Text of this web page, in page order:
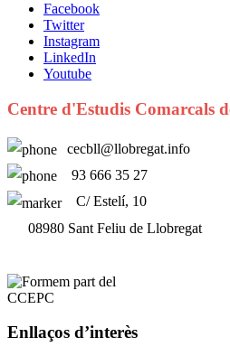
Facebook
Twitter
Instagram
LinkedIn
Youtube
Centre d'Estudis Comarcals
cecbll@llobregat.info
93 666 35 27
C/ Estelí, 10
08980 Sant Feliu de Llobregat
Enllaços d’interès